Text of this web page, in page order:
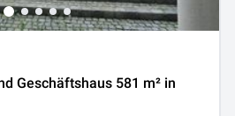
Geschäftshaus 581 m² in